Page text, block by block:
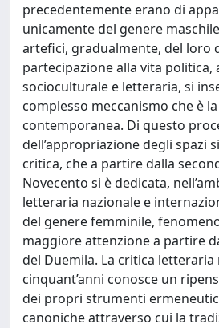
precedentemente erano di
unicamente del genere
artefici, gradualmente, del loro
partecipazione alla vita politica,
socioculturale e letteraria, si
complesso meccanismo che è
contemporanea. Di questo
dell’appropriazione degli spazi
critica, che a partire dalla
Novecento si è dedicata,
letteraria nazionale e
del genere femminile,
maggiore attenzione a partire
del Duemila. La critica
cinquant’anni conosce un
dei propri strumenti
canoniche attraverso cui la